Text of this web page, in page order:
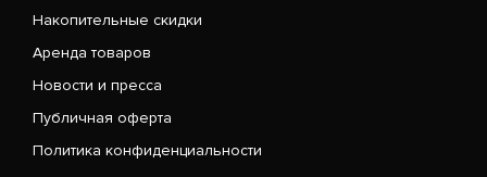
Накопительные скидки
Аренда товаров
Новости и пресса
Публичная оферта
Политика конфиденциальности